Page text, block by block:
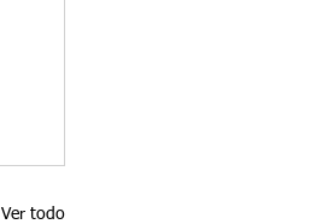
Ver todo